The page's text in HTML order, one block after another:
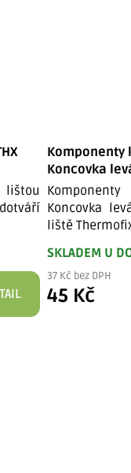
lištou
Komponenty
Koncovka
Koncovka
liště
SKLADEM U
37 Kč bez DPH
45 Kč